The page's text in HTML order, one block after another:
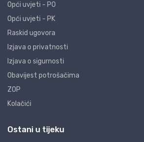
Opći uvjeti - PO
Opći uvjeti - PK
Raskid ugovora
Izjava o privatnosti
Izjava o sigurnosti
Obavijest potrošačima
ZOP
Kolačići
Ostani u tijeku